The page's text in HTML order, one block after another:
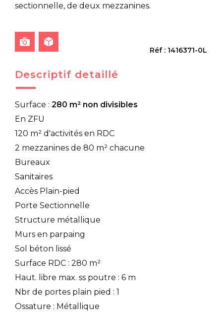
sectionnelle, de deux mezzanines.
Réf : 1416371-0L
Descriptif detaillé
Surface : 280 m² non divisibles
En ZFU
120 m² d'activités en RDC
2 mezzanines de 80 m² chacune
Bureaux
Sanitaires
Accès Plain-pied
Porte Sectionnelle
Structure métallique
Murs en parpaing
Sol béton lissé
Surface RDC : 280 m²
Haut. libre max. ss poutre : 6 m
Nbr de portes plain pied : 1
Ossature : Métallique